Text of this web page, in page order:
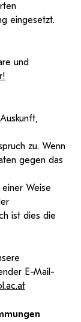
eingesetzt.
und
zu. Wenn
gegen das
Weise
ist dies die
E-Mail-